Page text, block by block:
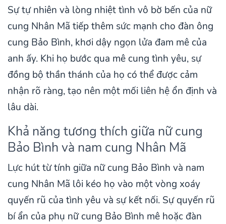
Sự tự nhiên và lòng nhiệt tình vô bờ bến của nữ
cung Nhân Mã tiếp thêm sức mạnh cho đàn ông
cung Bảo Bình, khơi dậy ngọn lửa đam mê của
anh ấy. Khi họ bước qua mê cung tình yêu, sự
đồng bộ thần thánh của họ có thể được cảm
nhận rõ ràng, tạo nên một mối liên hệ ổn định và
lâu dài.
Khả năng tương thích giữa nữ cung
Bảo Bình và nam cung Nhân Mã
Lực hút từ tính giữa nữ cung Bảo Bình và nam
cung Nhân Mã lôi kéo họ vào một vòng xoáy
quyến rũ của tình yêu và sự kết nối. Sự quyến rũ
bí ẩn của phụ nữ cung Bảo Bình mê hoặc đàn